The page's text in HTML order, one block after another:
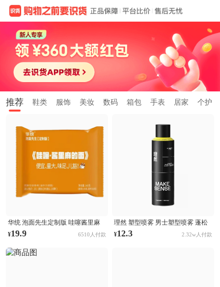
推荐 鞋类 服饰 美妆 数码 箱包 手表 居家 个护
华统 泡面先生定制版 哇噻酱里麻
的面 袋装
¥19.9 6510人付款
理然 塑型喷雾 男士塑型喷雾 蓬松
清爽自然持久立挺造型 木质香
¥12.3 2.32w人付款